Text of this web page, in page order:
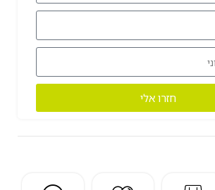
חזרו אלי